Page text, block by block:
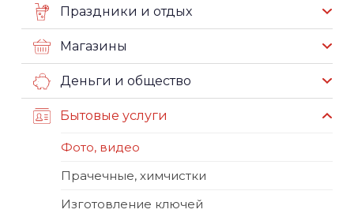
Праздники и отдых
Магазины
Деньги и общество
Бытовые услуги
Фото, видео
Прачечные, химчистки
Изготовление ключей